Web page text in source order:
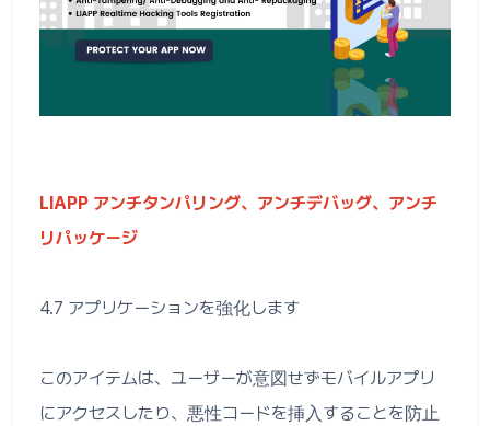
LIAPP アンチタンパリング、アンチデバッグ、アンチ
リパッケージ
4.7 アプリケーションを強化します
このアイテムは、ユーザーが意図せずモバイルアプリ
にアクセスしたり、悪性コードを挿入することを防止